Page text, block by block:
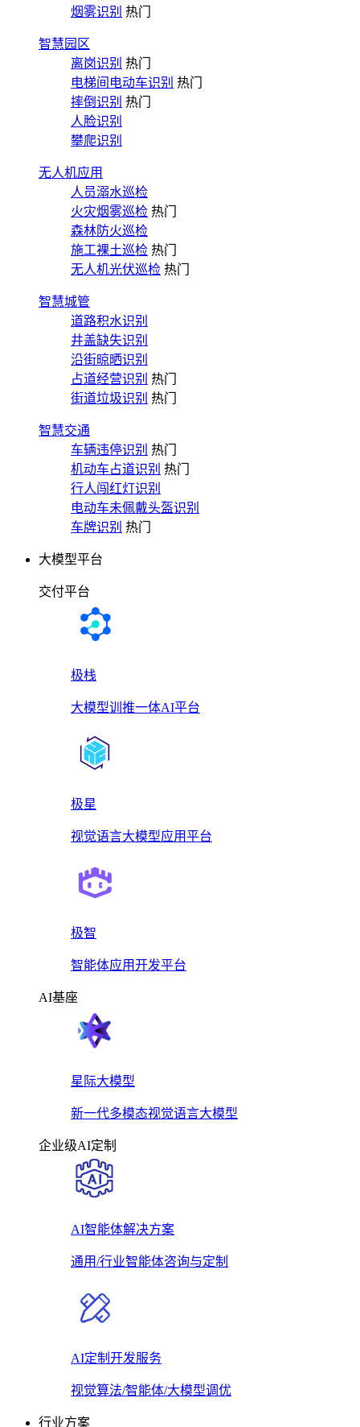
烟雾识别 热门
智慧园区
离岗识别 热门
电梯间电动车识别 热门
摔倒识别 热门
人脸识别
攀爬识别
无人机应用
人员溺水巡检
火灾烟雾巡检 热门
森林防火巡检
施工裸土巡检 热门
无人机光伏巡检 热门
智慧城管
道路积水识别
井盖缺失识别
沿街晾晒识别
占道经营识别 热门
街道垃圾识别 热门
智慧交通
车辆违停识别 热门
机动车占道识别 热门
行人闯红灯识别
电动车未佩戴头盔识别
车牌识别 热门
大模型平台
交付平台
极栈
大模型训推一体AI平台
极星
视觉语言大模型应用平台
极智
智能体应用开发平台
AI基座
星际大模型
新一代多模态视觉语言大模型
企业级AI定制
AI智能体解决方案
通用/行业智能体咨询与定制
AI定制开发服务
视觉算法/智能体/大模型调优
行业方案